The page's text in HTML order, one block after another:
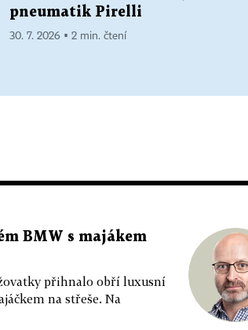
pneumatik Pirelli
30. 7. 2026 ▪ 2 min. čtení
BMW s majákem
přihnalo obří luxusní
na střeše. Na